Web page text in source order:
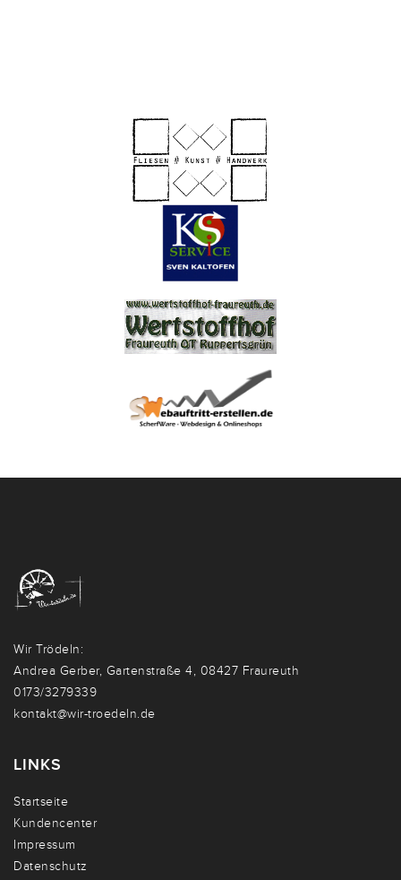
Wir Trödeln:
Andrea Gerber, Gartenstraße 4, 08427 Fraureuth
0173/3279339
kontakt@wir-troedeln.de
LINKS
Startseite
Kundencenter
Impressum
Datenschutz